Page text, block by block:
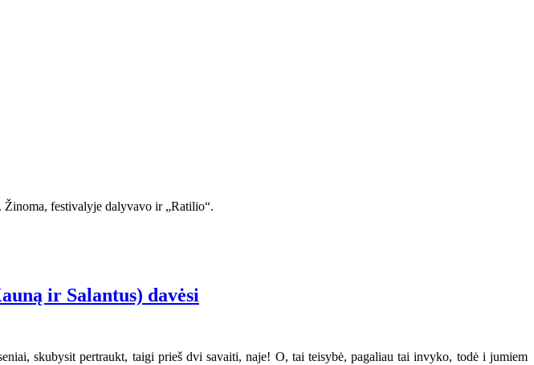
festivalyje dalyvavo ir „Ratilio“.
ir Salantus) davėsi
skubysit pertraukt, taigi prieš dvi savaiti, naje! O, tai teisybė, pagaliau tai invyko, todė i jumiem